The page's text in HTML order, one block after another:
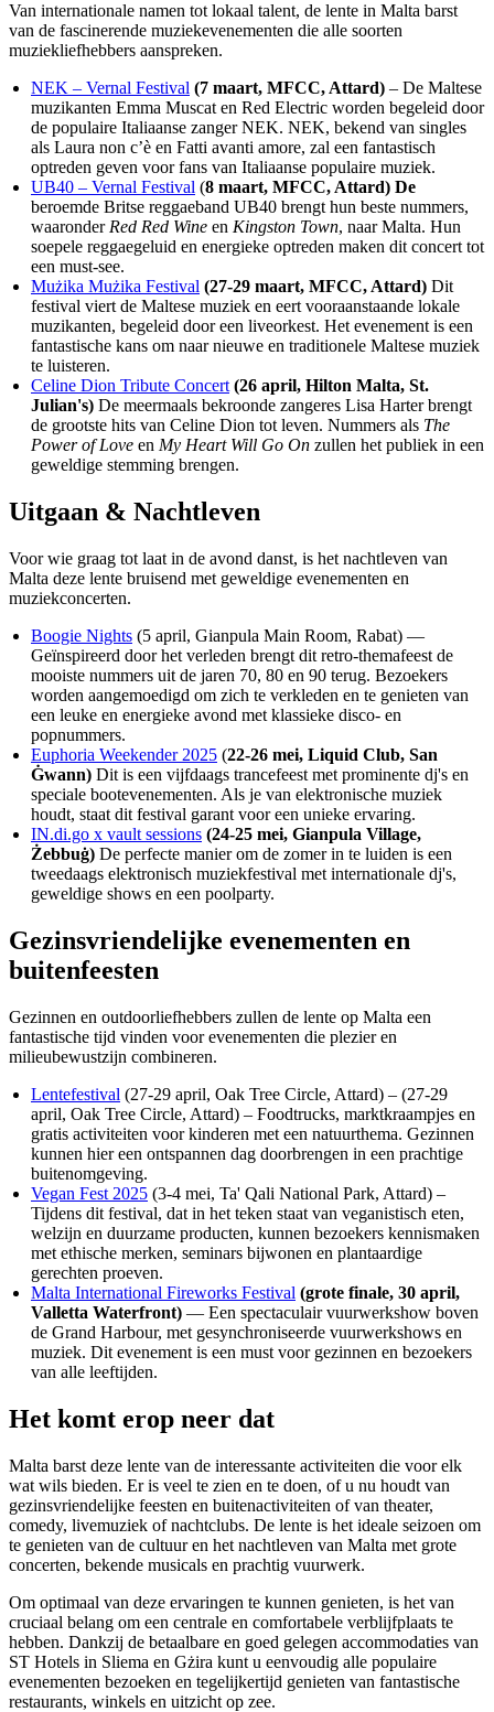
Van internationale namen tot lokaal talent, de lente in Malta barst
van de fascinerende muziekevenementen die alle soorten
muziekliefhebbers aanspreken.
NEK – Vernal Festival (7 maart, MFCC, Attard) – De Maltese
muzikanten Emma Muscat en Red Electric worden begeleid door
de populaire Italiaanse zanger NEK. NEK, bekend van singles
als Laura non c’è en Fatti avanti amore, zal een fantastisch
optreden geven voor fans van Italiaanse populaire muziek.
UB40 – Vernal Festival (8 maart, MFCC, Attard) De
beroemde Britse reggaeband UB40 brengt hun beste nummers,
waaronder Red Red Wine en Kingston Town, naar Malta. Hun
soepele reggaegeluid en energieke optreden maken dit concert tot
een must-see.
Mużika Mużika Festival (27-29 maart, MFCC, Attard) Dit
festival viert de Maltese muziek en eert vooraanstaande lokale
muzikanten, begeleid door een liveorkest. Het evenement is een
fantastische kans om naar nieuwe en traditionele Maltese muziek
te luisteren.
Celine Dion Tribute Concert (26 april, Hilton Malta, St.
Julian's) De meermaals bekroonde zangeres Lisa Harter brengt
de grootste hits van Celine Dion tot leven. Nummers als The
Power of Love en My Heart Will Go On zullen het publiek in een
geweldige stemming brengen.
Uitgaan & Nachtleven
Voor wie graag tot laat in de avond danst, is het nachtleven van
Malta deze lente bruisend met geweldige evenementen en
muziekconcerten.
Boogie Nights (5 april, Gianpula Main Room, Rabat) —
Geïnspireerd door het verleden brengt dit retro-themafeest de
mooiste nummers uit de jaren 70, 80 en 90 terug. Bezoekers
worden aangemoedigd om zich te verkleden en te genieten van
een leuke en energieke avond met klassieke disco- en
popnummers.
Euphoria Weekender 2025 (22-26 mei, Liquid Club, San
Ġwann) Dit is een vijfdaags trancefeest met prominente dj's en
speciale bootevenementen. Als je van elektronische muziek
houdt, staat dit festival garant voor een unieke ervaring.
IN.di.go x vault sessions (24-25 mei, Gianpula Village,
Żebbuġ) De perfecte manier om de zomer in te luiden is een
tweedaags elektronisch muziekfestival met internationale dj's,
geweldige shows en een poolparty.
Gezinsvriendelijke evenementen en
buitenfeesten
Gezinnen en outdoorliefhebbers zullen de lente op Malta een
fantastische tijd vinden voor evenementen die plezier en
milieubewustzijn combineren.
Lentefestival (27-29 april, Oak Tree Circle, Attard) – (27-29
april, Oak Tree Circle, Attard) – Foodtrucks, marktkraampjes en
gratis activiteiten voor kinderen met een natuurthema. Gezinnen
kunnen hier een ontspannen dag doorbrengen in een prachtige
buitenomgeving.
Vegan Fest 2025 (3-4 mei, Ta' Qali National Park, Attard) –
Tijdens dit festival, dat in het teken staat van veganistisch eten,
welzijn en duurzame producten, kunnen bezoekers kennismaken
met ethische merken, seminars bijwonen en plantaardige
gerechten proeven.
Malta International Fireworks Festival (grote finale, 30 april,
Valletta Waterfront) — Een spectaculair vuurwerkshow boven
de Grand Harbour, met gesynchroniseerde vuurwerkshows en
muziek. Dit evenement is een must voor gezinnen en bezoekers
van alle leeftijden.
Het komt erop neer dat
Malta barst deze lente van de interessante activiteiten die voor elk
wat wils bieden. Er is veel te zien en te doen, of u nu houdt van
gezinsvriendelijke feesten en buitenactiviteiten of van theater,
comedy, livemuziek of nachtclubs. De lente is het ideale seizoen om
te genieten van de cultuur en het nachtleven van Malta met grote
concerten, bekende musicals en prachtig vuurwerk.
Om optimaal van deze ervaringen te kunnen genieten, is het van
cruciaal belang om een centrale en comfortabele verblijfplaats te
hebben. Dankzij de betaalbare en goed gelegen accommodaties van
ST Hotels in Sliema en Gżira kunt u eenvoudig alle populaire
evenementen bezoeken en tegelijkertijd genieten van fantastische
restaurants, winkels en uitzicht op zee.